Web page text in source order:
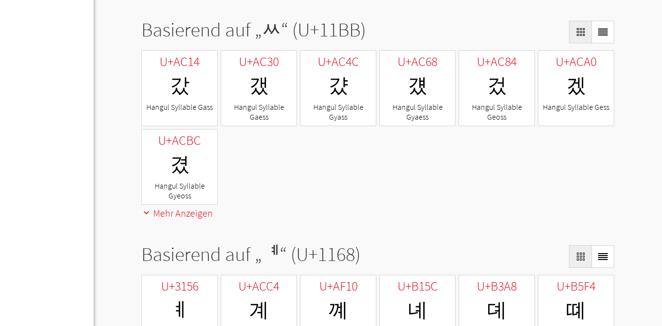
Basierend auf „ᆻ“ (U+11BB)
U+AC14
갔
Hangul Syllable Gass
U+AC30
갰
Hangul Syllable
Gaess
U+AC4C
걌
Hangul Syllable
Gyass
U+AC68
걨
Hangul Syllable
Gyaess
U+AC84
겄
Hangul Syllable
Geoss
U+ACA0
겠
Hangul Syllable Gess
U+ACBC
겼
Hangul Syllable
Gyeoss
Mehr Anzeigen
Basierend auf „ ᅨ“ (U+1168)
U+3156
ㅖ
U+ACC4
계
U+AF10
꼐
U+B15C
녜
U+B3A8
뎨
U+B5F4
뗴